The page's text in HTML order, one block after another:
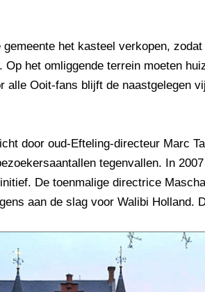
gemeente het kasteel verkopen,
Op het omliggende terrein moeten
alle Ooit-fans blijft de naastgelegen
door oud-Efteling-directeur Marc
tegenvallen. In
De toenmalige directrice
aan de slag voor Walibi Holland.